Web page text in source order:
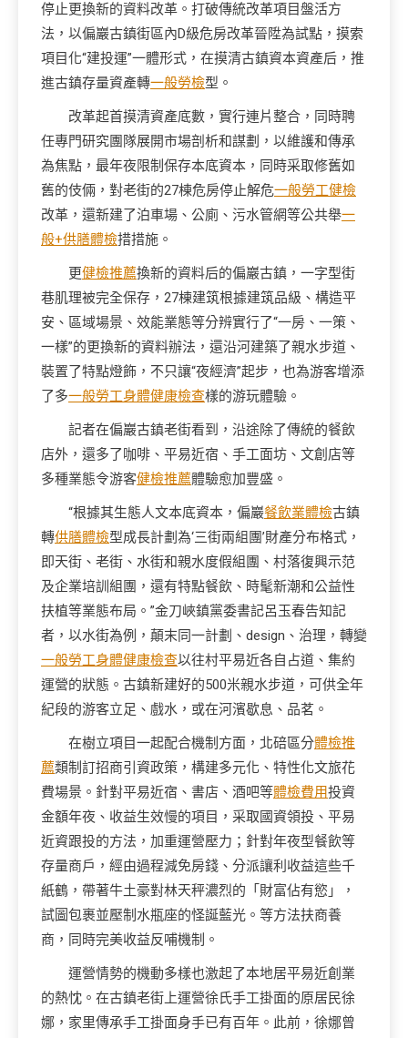
停止更換新的資料改革。打破傳統改革項目盤活方
法，以偏巖古鎮街區內D級危房改革晉陞為試點，摸索
項目化“建投運”一體形式，在摸清古鎮資本資產后，推
進古鎮存量資產轉一般勞檢型。
改革起首摸清資產底數，實行連片整合，同時聘
任專門研究團隊展開市場剖析和謀劃，以維護和傳承
為焦點，最年夜限制保存本底資本，同時采取修舊如
舊的伎倆，對老街的27棟危房停止解危一般勞工健檢
改革，還新建了泊車場、公廁、污水管網等公共舉一
般+供膳體檢措措施。
更健檢推薦換新的資料后的偏巖古鎮，一字型街
巷肌理被完全保存，27棟建筑根據建筑品級、構造平
安、區域場景、效能業態等分辨實行了“一房、一策、
一樣”的更換新的資料辦法，還沿河建築了親水步道、
裝置了特點燈飾，不只讓“夜經濟”起步，也為游客增添
了多一般勞工身體健康檢查樣的游玩體驗。
記者在偏巖古鎮老街看到，沿途除了傳統的餐飲
店外，還多了咖啡、平易近宿、手工面坊、文創店等
多種業態令游客健檢推薦體驗愈加豐盛。
“根據其生態人文本底資本，偏巖餐飲業體檢古鎮
轉供膳體檢型成長計劃為‘三街兩組團’財產分布格式，
即天街、老街、水街和親水度假組團、村落復興示范
及企業培訓組團，還有特點餐飲、時髦新潮和公益性
扶植等業態布局。”金刀峽鎮黨委書記呂玉春告知記
者，以水街為例，顛末同一計劃、design、治理，轉變
一般勞工身體健康檢查以往村平易近各自占道、集約
運營的狀態。古鎮新建好的500米親水步道，可供全年
紀段的游客立足、戲水，或在河濱歇息、品茗。
在樹立項目一起配合機制方面，北碚區分體檢推
薦類制訂招商引資政策，構建多元化、特性化文旅花
費場景。針對平易近宿、書店、酒吧等體檢費用投資
金額年夜、收益生效慢的項目，采取國資領投、平易
近資跟投的方法，加重運營壓力；針對年夜型餐飲等
存量商戶，經由過程減免房錢、分派讓利收益這些千
紙鶴，帶著牛土豪對林天秤濃烈的「財富佔有慾」，
試圖包裹並壓制水瓶座的怪誕藍光。等方法扶商養
商，同時完美收益反哺機制。
運營情勢的機動多樣也激起了本地居平易近創業
的熱忱。在古鎮老街上運營徐氏手工掛面的原居民徐
娜，家里傳承手工掛面身手已有百年。此前，徐娜曾